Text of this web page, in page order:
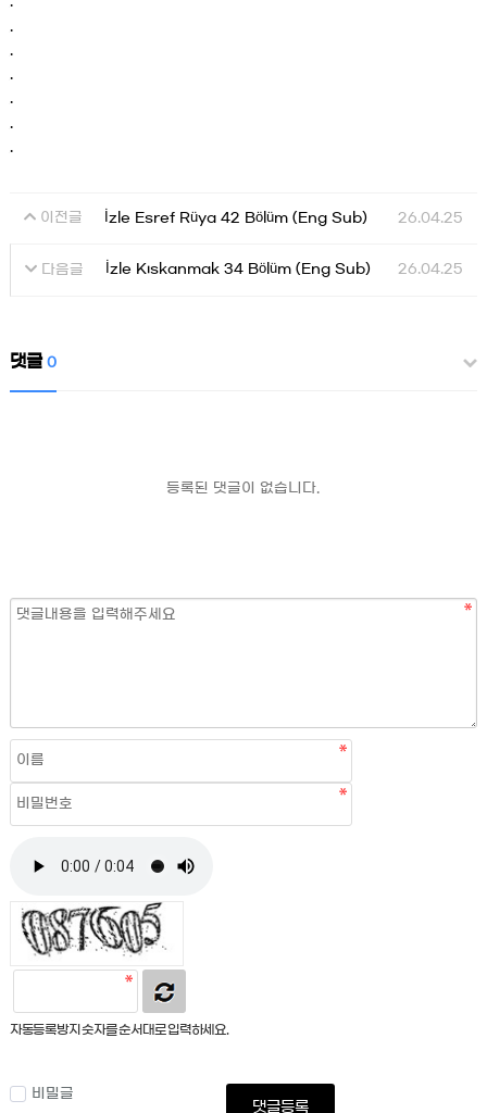
.
.
.
.
.
.
이전글 İzle Esref Rüya 42 Bölüm (Eng Sub) 26.04.25
다음글 İzle Kıskanmak 34 Bölüm (Eng Sub) 26.04.25
댓글0
등록된 댓글이 없습니다.
자동등록방지 숫자를 순서대로 입력하세요.
비밀글
댓글등록